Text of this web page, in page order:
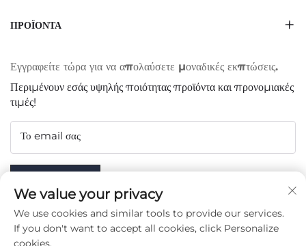
ΠΡΟΪΌΝΤΑ
Εγγραφείτε τώρα για να απολαύσετε μοναδικές εκπτώσεις.
Περιμένουν εσάς υψηλής ποιότητας προϊόντα και προνομιακές
τιμές!
Το email σας
We value your privacy
We use cookies and similar tools to provide our services.
If you don't want to accept all cookies, click Personalize
cookies.